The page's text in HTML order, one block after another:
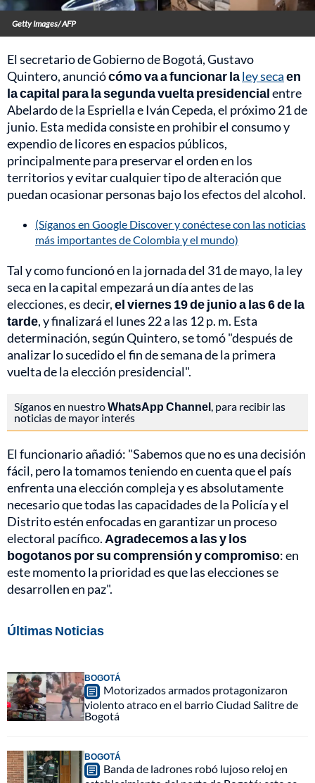
Getty Images/ AFP
El secretario de Gobierno de Bogotá, Gustavo
Quintero, anunciócómo va a funcionar laley secaen
la capital para la segunda vuelta presidencialentre
Abelardo de la Espriella e Iván Cepeda, el próximo 21 de
junio. Esta medida consiste en prohibir el consumo y
expendio de licores en espacios públicos,
principalmente para preservar el orden en los
territorios y evitar cualquier tipo de alteración que
puedan ocasionar personas bajo los efectos del alcohol.
(Síganos en Google Discover y conéctese con las noticias
más importantes de Colombia y el mundo)
Tal y como funcionó en la jornada del 31 de mayo, la ley
seca en la capital empezará un día antes de las
elecciones, es decir,el viernes 19 de junio a las 6 de la
tarde, y finalizará el lunes 22 a las 12 p. m. Esta
determinación, según Quintero, se tomó "después de
analizar lo sucedido el fin de semana de la primera
vuelta de la elección presidencial".
Síganos en nuestroWhatsApp Channel, para recibir las
noticias de mayor interés
El funcionario añadió: "Sabemos que no es una decisión
fácil, pero la tomamos teniendo en cuenta que el país
enfrenta una elección compleja y es absolutamente
necesario que todas las capacidades de la Policía y el
Distrito estén enfocadas en garantizar un proceso
electoral pacífico. Agradecemos a las y los
bogotanos por su comprensión y compromiso: en
este momento la prioridad es que las elecciones se
desarrollen en paz".
Últimas Noticias
BOGOTÁ
Motorizados armados protagonizaron
violento atraco en el barrio Ciudad Salitre de
Bogotá
BOGOTÁ
Banda de ladrones robó lujoso reloj en